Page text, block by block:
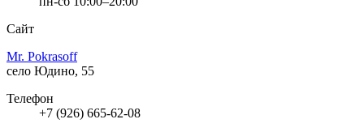
Сайт
Mr. Pokrasoff
село Юдино, 55
Телефон
+7 (926) 665-62-08